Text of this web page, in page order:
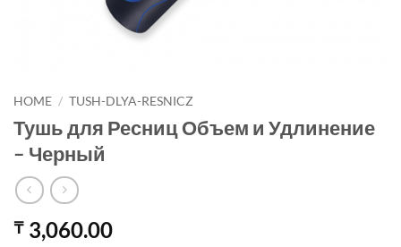
HOME / TUSH-DLYA-RESNICZ
Тушь для Ресниц Объем и Удлинение
– Черный
₸ 3,060.00